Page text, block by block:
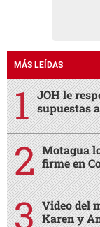
MÁS LEÍDAS
JOH le
supuestas
Motagua
firme en
Video del
Karen y